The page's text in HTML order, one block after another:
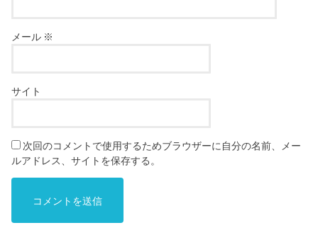
メール ※
サイト
次回のコメントで使用するためブラウザーに自分の名前、メー
ルアドレス、サイトを保存する。